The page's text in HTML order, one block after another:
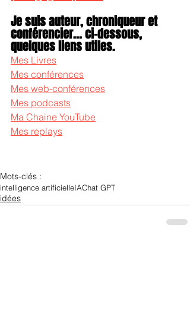
Je suis auteur, chroniqueur et
conférencier... ci-dessous,
quelques liens utiles.
Mes Livres
Mes conférences
Mes web-conférences
Mes podcasts
Ma Chaine YouTube
Mes replays
Mots-clés :
intelligence artificielleIAChat GPT
idées